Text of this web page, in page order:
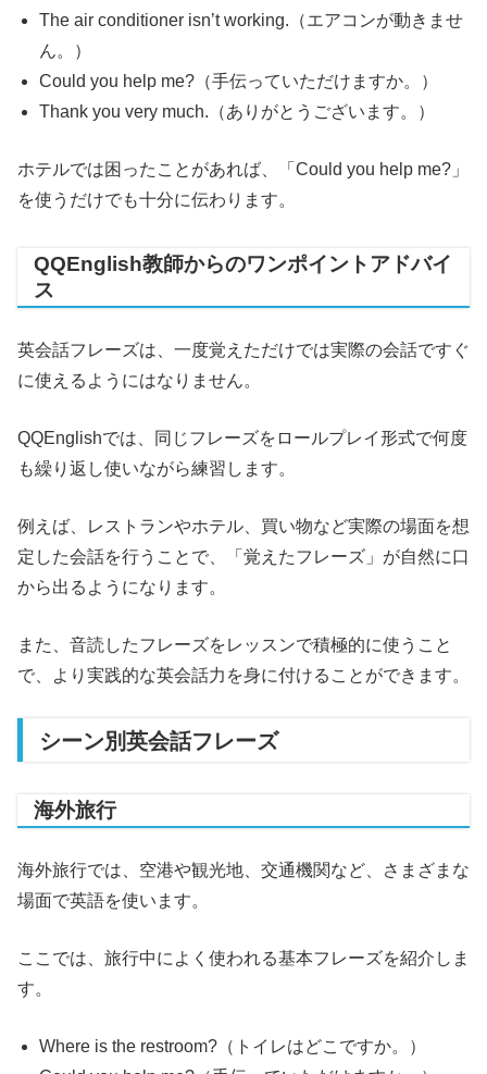
The air conditioner isn’t working.（エアコンが動きませ
ん。）
Could you help me?（手伝っていただけますか。）
Thank you very much.（ありがとうございます。）
ホテルでは困ったことがあれば、「Could you help me?」
を使うだけでも十分に伝わります。
QQEnglish教師からのワンポイントアドバイ
ス
英会話フレーズは、一度覚えただけでは実際の会話ですぐ
に使えるようにはなりません。
QQEnglishでは、同じフレーズをロールプレイ形式で何度
も繰り返し使いながら練習します。
例えば、レストランやホテル、買い物など実際の場面を想
定した会話を行うことで、「覚えたフレーズ」が自然に口
から出るようになります。
また、音読したフレーズをレッスンで積極的に使うこと
で、より実践的な英会話力を身に付けることができます。
シーン別英会話フレーズ
海外旅行
海外旅行では、空港や観光地、交通機関など、さまざまな
場面で英語を使います。
ここでは、旅行中によく使われる基本フレーズを紹介しま
す。
Where is the restroom?（トイレはどこですか。）